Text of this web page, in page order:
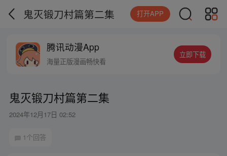
鬼灭锻刀村篇第二集 打开APP
腾讯动漫App
海量正版漫画畅快看
立即下载
鬼灭锻刀村篇第二集
2024年12月17日 02:52
1个回答